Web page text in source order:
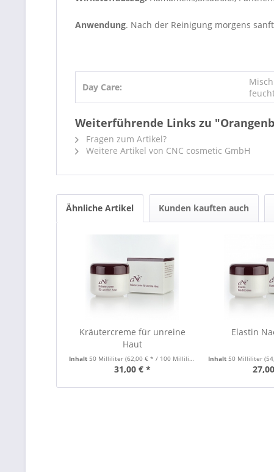
Anwendung. Nach der Reinigung morgens
Day Care:
Weiterführende Links zu
Fragen zum Artikel?
Weitere Artikel von CNC cosmetic GmbH
Ähnliche Artikel Kunden kauften auch
Kräutercreme für unreine
Haut
Inhalt 50 Milliliter (62,00 € * / 100 Milliliter)
31,00 € *
Elastin
Inhalt 50 Milliliter